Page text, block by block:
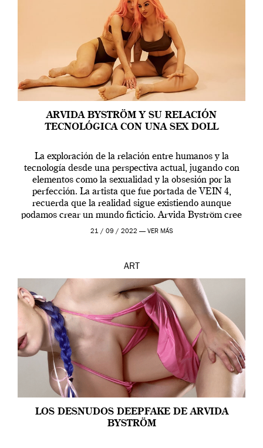
ARVIDA BYSTRÖM Y SU RELACIÓN
TECNOLÓGICA CON UNA SEX DOLL
La exploración de la relación entre humanos y la
tecnología desde una perspectiva actual, jugando con
elementos como la sexualidad y la obsesión por la
perfección. La artista que fue portada de VEIN 4,
recuerda que la realidad sigue existiendo aunque
podamos crear un mundo ficticio. Arvida Byström cree
que los humanos tienen un complejo […]
21 / 09 / 2022 — VER MÁS
ART
LOS DESNUDOS DEEPFAKE DE ARVIDA
BYSTRÖM